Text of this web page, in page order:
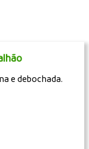
e debochada.